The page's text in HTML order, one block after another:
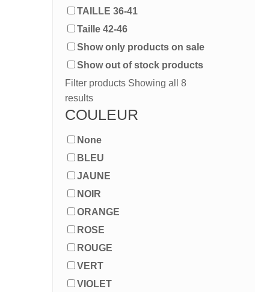
TAILLE 36-41
Taille 42-46
Show only products on sale
Show out of stock products
Filter products Showing all 8
results
COULEUR
None
BLEU
JAUNE
NOIR
ORANGE
ROSE
ROUGE
VERT
VIOLET